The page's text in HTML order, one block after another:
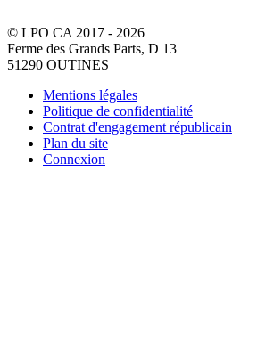
© LPO CA 2017 - 2026
Ferme des Grands Parts, D 13
51290 OUTINES
Mentions légales
Politique de confidentialité
Contrat d'engagement républicain
Plan du site
Connexion